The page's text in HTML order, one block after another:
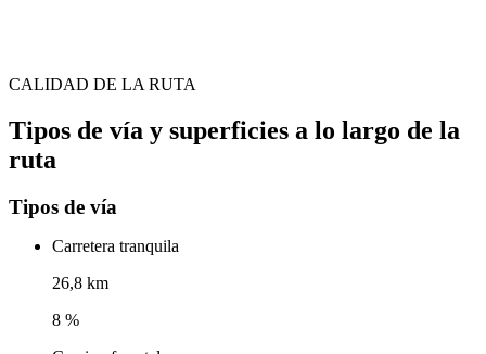
CALIDAD DE LA RUTA
Tipos de vía y superficies a lo largo de la
ruta
Tipos de vía
Carretera tranquila
26,8 km
8 %